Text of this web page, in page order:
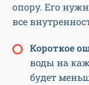
опору. Его
все
Короткое
воды на
будет